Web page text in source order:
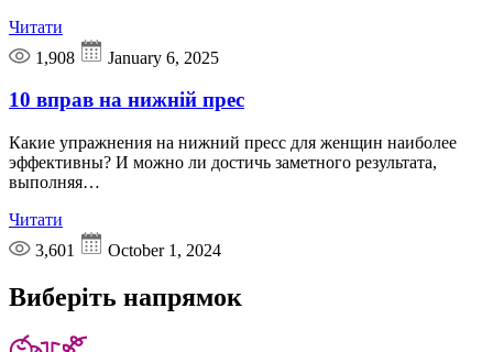
Читати
1,908
January 6, 2025
10 вправ на нижній прес
Какие упражнения на нижний пресс для женщин наиболее
эффективны? И можно ли достичь заметного результата,
выполняя…
Читати
3,601
October 1, 2024
Виберіть напрямок